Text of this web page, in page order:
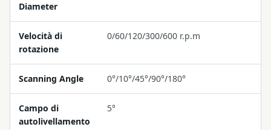
Diameter
Velocità di
rotazione
0/60/120/300/600 r.p.m
Scanning Angle 0°/10°/45°/90°/180°
Campo di
autolivellamento
5°